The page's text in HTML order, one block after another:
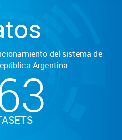
del sistema de
Argentina.